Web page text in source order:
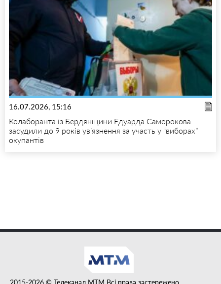
16.07.2026, 15:16
Колаборанта із Бердянщини Едуарда Саморокова
засудили до 9 років ув’язнення за участь у “виборах”
окупантів